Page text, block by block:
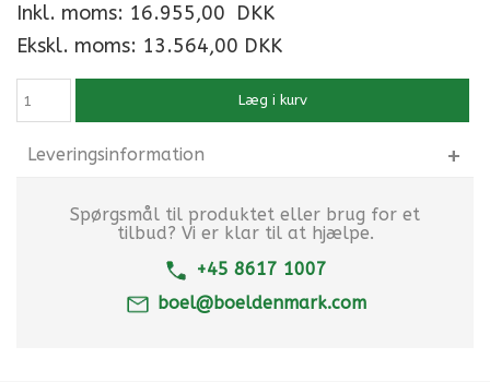
Inkl. moms: 16.955,00 DKK
Ekskl. moms: 13.564,00 DKK
Læg i kurv
Leveringsinformation
Spørgsmål til produktet eller brug for et
tilbud? Vi er klar til at hjælpe.
+45 8617 1007
boel@boeldenmark.com